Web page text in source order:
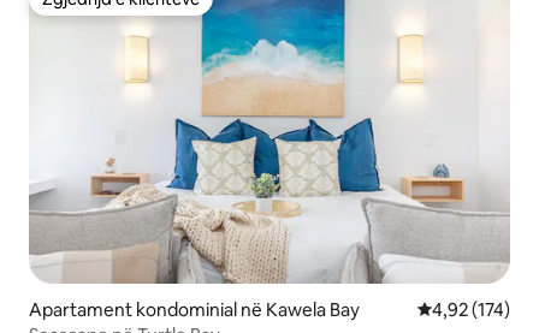
Zgjedhja e klientëve
Apartament kondominial në Kawela Bay Vlerësimi
4,92 (174)